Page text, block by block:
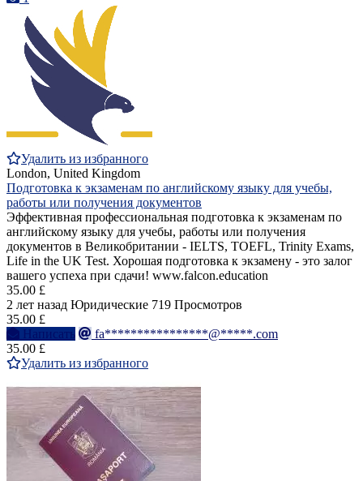
Удалить из избранного
London, United Kingdom
Подготовка к экзаменам по английскому языку для учебы,
работы или получения документов
Эффективная профессиональная подготовка к экзаменам по
английскому языку для учебы, работы или получения
документов в Великобритании - IELTS, TOEFL, Trinity Exams,
Life in the UK Test. Хорошая подготовка к экзамену - это залог
вашего успеха при сдачи! www.falcon.education
35.00 £
2 лет назад Юридические 719 Просмотров
35.00 £
Написать
fa****************@*****.com
35.00 £
Удалить из избранного